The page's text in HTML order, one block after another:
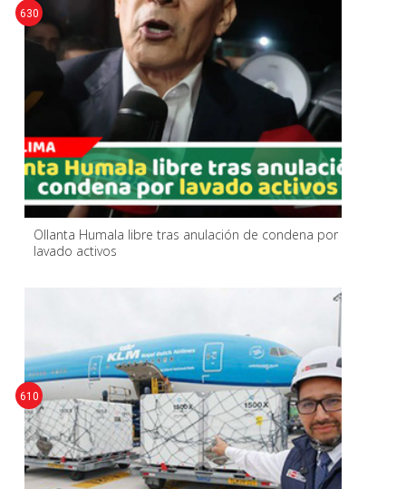
Ollanta Humala libre tras anulación de condena por
lavado activos
630
610